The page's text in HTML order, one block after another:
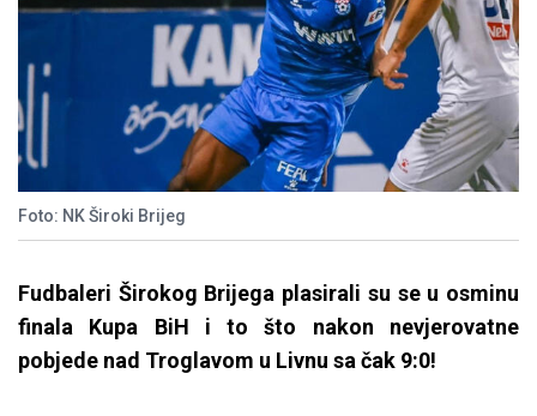
Foto: NK Široki Brijeg
Fudbaleri Širokog Brijega plasirali su se u osminu
finala Kupa BiH i to što nakon nevjerovatne
pobjede nad Troglavom u Livnu sa čak 9:0!